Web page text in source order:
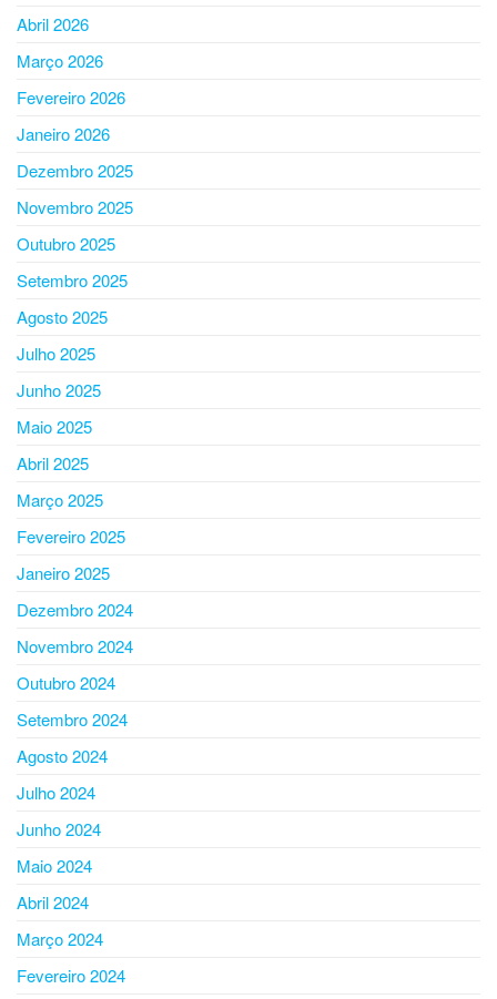
Abril 2026
Março 2026
Fevereiro 2026
Janeiro 2026
Dezembro 2025
Novembro 2025
Outubro 2025
Setembro 2025
Agosto 2025
Julho 2025
Junho 2025
Maio 2025
Abril 2025
Março 2025
Fevereiro 2025
Janeiro 2025
Dezembro 2024
Novembro 2024
Outubro 2024
Setembro 2024
Agosto 2024
Julho 2024
Junho 2024
Maio 2024
Abril 2024
Março 2024
Fevereiro 2024